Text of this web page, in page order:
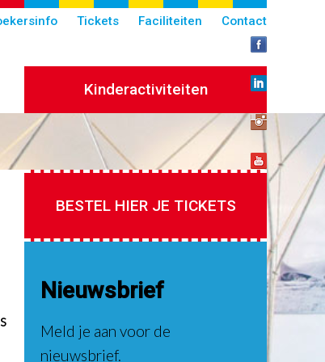
Tickets Faciliteiten Contact
Kinderactiviteiten
BESTEL HIER JE TICKETS
Nieuwsbrief
Meld je aan voor de
nieuwsbrief.